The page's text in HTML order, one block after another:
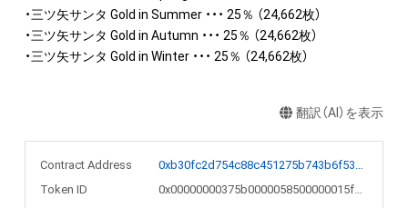
・三ツ矢サンタ Gold in Summer ・・・ 25％ （24,662枚）
・三ツ矢サンタ Gold in Autumn ・・・ 25％ （24,662枚）
・三ツ矢サンタ Gold in Winter ・・・ 25％ （24,662枚）
翻訳（AI）を表示
Contract Address
0xb30fc2d754c88c451275b743b6f530f19f643683
Token ID
0x00000000375b0000058500000015f487